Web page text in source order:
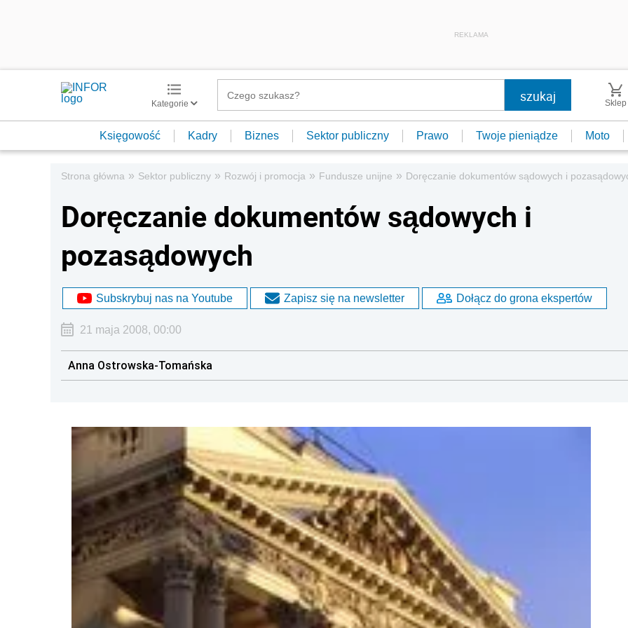
REKLAMA
Kategorie Sklep
Księgowość Kadry Biznes Sektor publiczny Prawo Twoje pieniądze Moto
Strona główna » Sektor publiczny » Rozwój i promocja » Fundusze unijne » Doręczanie dokumentów sądowych i
Doręczanie dokumentów sądowych i
pozasądowych
Subskrybuj nas na Youtube Zapisz się na newsletter Dołącz do grona ekspertów
21 maja 2008, 00:00
Anna Ostrowska-Tomańska